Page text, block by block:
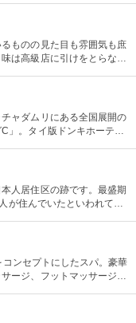
ものの見た目も雰囲気も庶
は高級店に引けをとらな
ニなどの魚介類はすべて新
えない。
ャダムリにある全国展開の
」。タイ版ドンキホーテと
人居住区の跡です。最盛期
が住んでいたといわれてい
コンセプトにしたスパ。豪華
ージ、フットマッサージ、
からと日本より安価なとこ
ブを詰め込んだオーガニッ